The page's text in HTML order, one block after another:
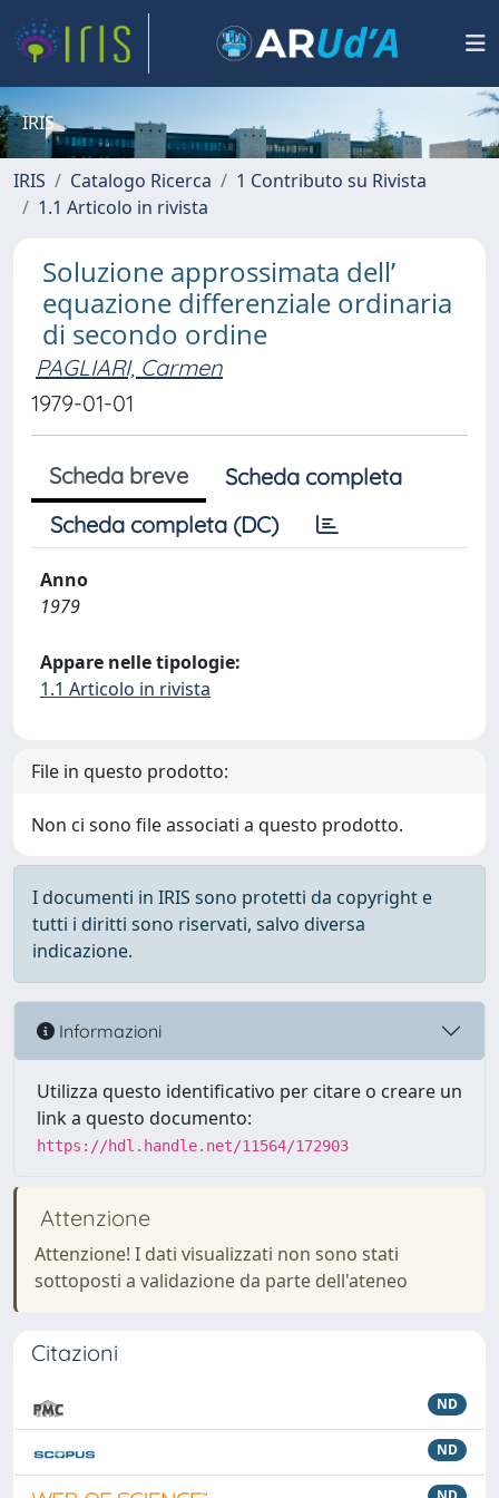
IRIS
IRIS Catalogo Ricerca
1 Contributo su Rivista
1.1 Articolo in rivista
Soluzione approssimata dell’
equazione differenziale ordinaria
di secondo ordine
PAGLIARI, Carmen
1979-01-01
Scheda breve
Scheda completa
Scheda completa (DC)
Anno
1979
Appare nelle tipologie:
1.1 Articolo in rivista
File in questo prodotto:
Non ci sono file associati a questo prodotto.
I documenti in IRIS sono protetti da copyright e
tutti i diritti sono riservati, salvo diversa
indicazione.
Informazioni
Utilizza questo identificativo per citare o creare un
link a questo documento:
https://hdl.handle.net/11564/172903
Attenzione
Attenzione! I dati visualizzati non sono stati
sottoposti a validazione da parte dell'ateneo
Citazioni
ND
ND